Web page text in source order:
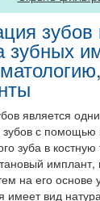
зубов
зубных
является
зубов с
зуба в
на его основе
имеет вид